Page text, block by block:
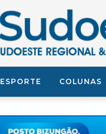
ESPORTE COLUNAS